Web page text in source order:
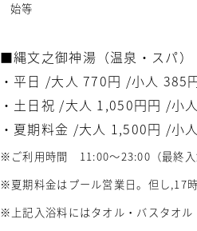
始等
■縄文之御神湯（温泉・スパ）
・平日 /大人 770円 /小人 385
・土日祝 /大人 1,050円円 /小
・夏期料金 /大人 1,500円 /小
※ご利用時間 11:00〜23:00（最終
※夏期料金はプール営業日。但し,17
※上記入浴料にはタオル・バスタオル